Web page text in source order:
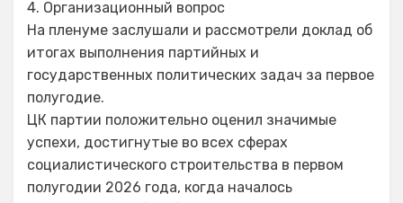
4. Организационный вопрос
На пленуме заслушали и рассмотрели доклад об
итогах выполнения партийных и
государственных политических задач за первое
полугодие.
ЦК партии положительно оценил значимые
успехи, достигнутые во всех сферах
социалистического строительства в первом
полугодии 2026 года, когда началось